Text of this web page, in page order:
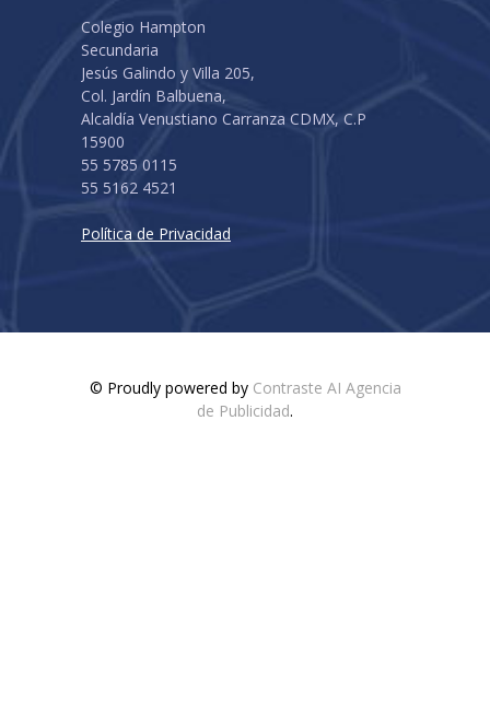
Colegio Hampton
Secundaria
Jesús Galindo y Villa 205,
Col. Jardín Balbuena,
Alcaldía Venustiano Carranza CDMX, C.P
15900
55 5785 0115
55 5162 4521
Política de Privacidad
© Proudly powered by Contraste AI Agencia
de Publicidad.